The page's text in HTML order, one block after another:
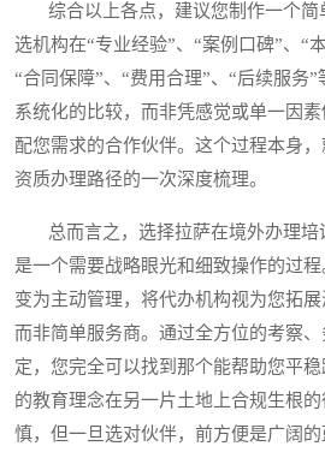
综合以上各点，建议您制作一个简
选机构在“专业经验”、“案例口碑”、“
“合同保障”、“费用合理”、“后续服务
系统化的比较，而非凭感觉或单一因
配您需求的合作伙伴。这个过程本身
资质办理路径的一次深度梳理。
总而言之，选择拉萨在境外办理培
是一个需要战略眼光和细致操作的过
变为主动管理，将代办机构视为您拓
而非简单服务商。通过全方位的考察
定，您完全可以找到那个能帮助您平
的教育理念在另一片土地上合规生根
慎，但一旦选对伙伴，前方便是广阔的